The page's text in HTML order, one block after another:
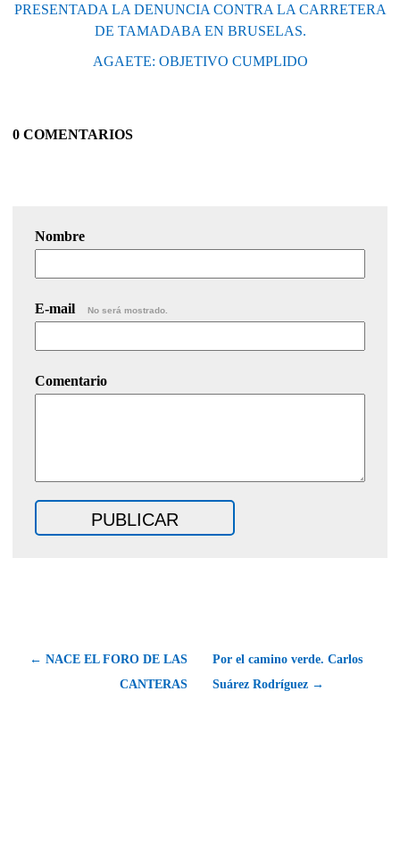
PRESENTADA LA DENUNCIA CONTRA LA CARRETERA
DE TAMADABA EN BRUSELAS.
AGAETE: OBJETIVO CUMPLIDO
0 COMENTARIOS
Nombre
E-mail No será mostrado.
Comentario
← NACE EL FORO DE LAS
CANTERAS
Por el camino verde. Carlos
Suárez Rodríguez →